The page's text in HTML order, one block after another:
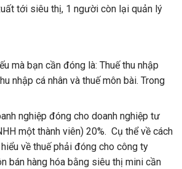
tới siêu thị, 1 người còn lại quản lý
mà bạn cần đóng là: Thuế thu nhập
nhập cá nhân và thuế môn bài. Trong
nghiệp đóng cho doanh nghiệp tư
một thành viên) 20%. Cụ thể về cách
về thuế phải đóng cho công ty
bán hàng hóa bằng siêu thị mini cần